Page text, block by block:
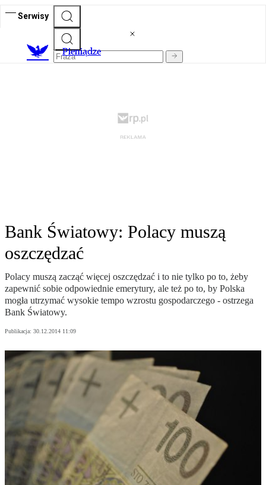
Serwisy
Pieniądze
Bank Światowy: Polacy muszą
oszczędzać
Polacy muszą zacząć więcej oszczędzać i to nie tylko po to, żeby
zapewnić sobie odpowiednie emerytury, ale też po to, by Polska
mogła utrzymać wysokie tempo wzrostu gospodarczego - ostrzega
Bank Światowy.
Publikacja: 30.12.2014 11:09